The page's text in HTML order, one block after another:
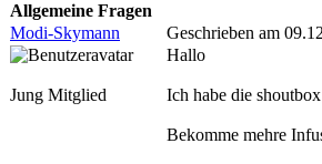
Allgemeine Fragen
Modi-Skymann
Geschrieben am
Jung Mitglied
Hallo
Ich habe die
Bekomme mehre